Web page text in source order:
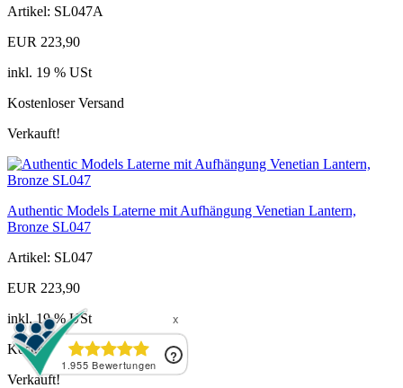
Artikel: SL047A
EUR 223,90
inkl. 19 % USt
Kostenloser Versand
Verkauft!
Authentic Models Laterne mit Aufhängung Venetian Lantern,
Bronze SL047
Artikel: SL047
EUR 223,90
inkl. 19 % USt
Kostenloser Versand
Verkauft!